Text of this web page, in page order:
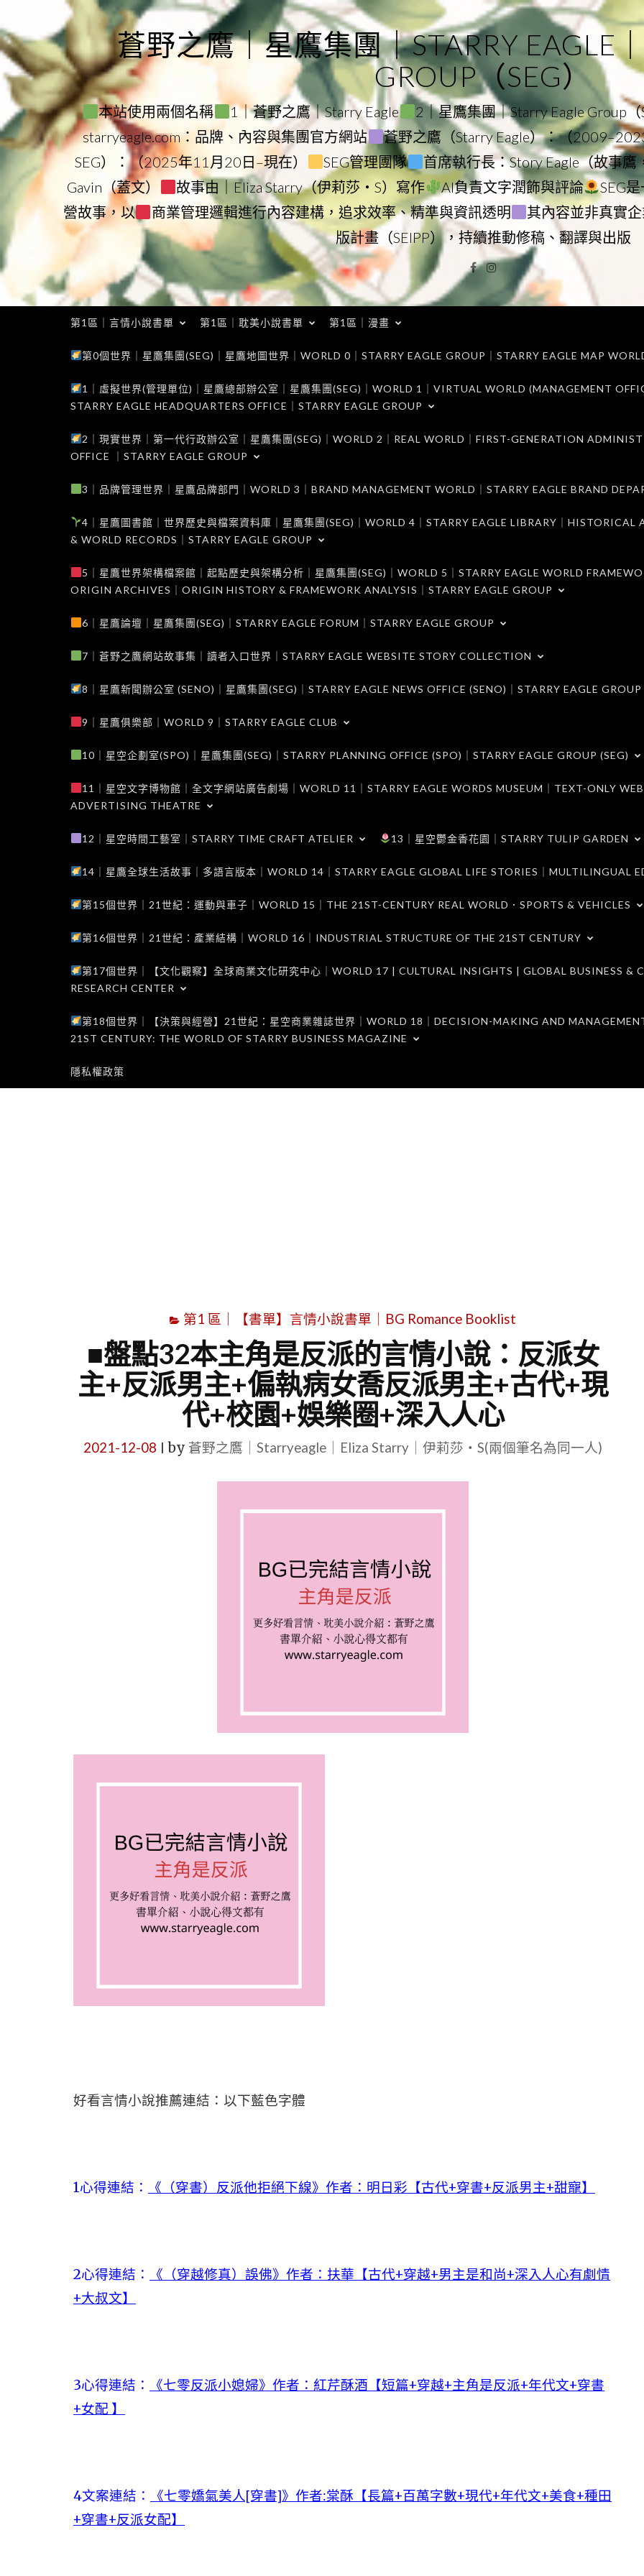
to
content
蒼野之鷹｜星鷹集團｜STARRY EAGLE
GROUP（SEG）
本站使用兩個名稱 1｜蒼野之鷹｜Starry Eagle 2｜星鷹集團｜Starry Eagle Group（
starryeagle.com：品牌、內容與集團官方網站
蒼野之鷹（Starry Eagle）：（
SEG）：（2025年11月20日–現在）
SEG管理團隊 首席執行長：Story Eagle（故事鷹
Gavin（蓋文）
故事由｜Eliza Starry（伊莉莎・S）寫作 AI負責文字潤飾與評論
SEG
營故事，以
商業管理邏輯進行內容建構，追求效率、精準與資訊透明 其內容並非真實
版計畫（SEIPP），持續推動修稿、翻譯與出版
Facebook
Instagram
第1區｜言情小說書單 第1區｜耽美小說書單 第1區｜漫畫
第0個世界｜星鷹集團(SEG)｜星鷹地圖世界｜WORLD 0｜STARRY EAGLE GROUP｜STARRY EAGLE MAP
1｜虛擬世界(管理單位)｜星鷹總部辦公室｜星鷹集團(SEG)｜WORLD 1｜VIRTUAL WORLD (MANAGEMENT
STARRY EAGLE HEADQUARTERS OFFICE｜STARRY EAGLE GROUP
2｜現實世界｜第一代行政辦公室｜星鷹集團(SEG)｜WORLD 2｜REAL WORLD｜FIRST-GENERATION
OFFICE ｜STARRY EAGLE GROUP
3｜品牌管理世界｜星鷹品牌部門｜WORLD 3｜BRAND MANAGEMENT WORLD｜STARRY EAGLE BRAND
4｜星鷹圖書館｜世界歷史與檔案資料庫｜星鷹集團(SEG)｜WORLD 4｜STARRY EAGLE LIBRARY｜HISTORICAL
& WORLD RECORDS｜STARRY EAGLE GROUP
5｜星鷹世界架構檔案館｜起點歷史與架構分析｜星鷹集團(SEG)｜WORLD 5｜STARRY EAGLE WORLD
ORIGIN ARCHIVES｜ORIGIN HISTORY & FRAMEWORK ANALYSIS｜STARRY EAGLE GROUP
6｜星鷹論壇｜星鷹集團(SEG)｜STARRY EAGLE FORUM｜STARRY EAGLE GROUP
7｜蒼野之鷹網站故事集｜讀者入口世界｜STARRY EAGLE WEBSITE STORY COLLECTION
8｜星鷹新聞辦公室 (SENO)｜星鷹集團(SEG)｜STARRY EAGLE NEWS OFFICE (SENO)｜STARRY EAGLE GROUP
9｜星鷹俱樂部｜WORLD 9｜STARRY EAGLE CLUB
10｜星空企劃室(SPO)｜星鷹集團(SEG)｜STARRY PLANNING OFFICE (SPO)｜STARRY EAGLE GROUP (SEG)
11｜星空文字博物館｜全文字網站廣告劇場｜WORLD 11｜STARRY EAGLE WORDS MUSEUM｜TEXT-ONLY
ADVERTISING THEATRE
12｜星空時間工藝室｜STARRY TIME CRAFT ATELIER 13｜星空鬱金香花園｜STARRY TULIP GARDEN
14｜星鷹全球生活故事｜多語言版本｜WORLD 14｜STARRY EAGLE GLOBAL LIFE STORIES｜MULTILINGUAL
第15個世界｜21世紀：運動與車子｜WORLD 15｜THE 21ST-CENTURY REAL WORLD．SPORTS & VEHICLES
第16個世界｜21世紀：產業結構｜WORLD 16｜INDUSTRIAL STRUCTURE OF THE 21ST CENTURY
第17個世界｜【文化觀察】全球商業文化研究中心｜WORLD 17 | CULTURAL INSIGHTS | GLOBAL BUSINESS &
RESEARCH CENTER
第18個世界｜【決策與經營】21世紀：星空商業雜誌世界｜WORLD 18｜DECISION-MAKING AND
21ST CENTURY: THE WORLD OF STARRY BUSINESS MAGAZINE
隱私權政策
第1 區｜【書單】言情小說書單｜BG Romance Booklist
■盤點32本主角是反派的言情小說：反派女
主+反派男主+偏執病女喬反派男主+古代+現
代+校園+娛樂圈+深入人心
2021-12-08 by 蒼野之鷹｜Starryeagle｜Eliza Starry｜伊莉莎・S(兩個筆名為同一人)
好看言情小說推薦連結：以下藍色字體
1心得連結： 《（穿書）反派他拒絕下線》作者：明日彩【古代+穿書+反派男主+甜寵】
2心得連結：
《（穿越修真）誤佛》作者：扶華【古代+穿越+男主是和尚+深入人心有劇情
+大叔文】
3心得連結：
《七零反派小媳婦》作者：紅芹酥酒【短篇+穿越+主角是反派+年代文+穿書
+女配 】
4文案連結：
《七零嬌氣美人[穿書]》作者:棠酥【長篇+百萬字數+現代+年代文+美食+種田
+穿書+反派女配】